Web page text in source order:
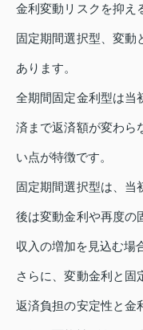
金利変動リスクを抑え
固定期間選択型、変動
あります。
全期間固定金利型は当
済まで返済額が変わら
い点が特徴です。
固定期間選択型は、当
後は変動金利や再度の
収入の増加を見込む場
さらに、変動金利と固
返済負担の安定性と金